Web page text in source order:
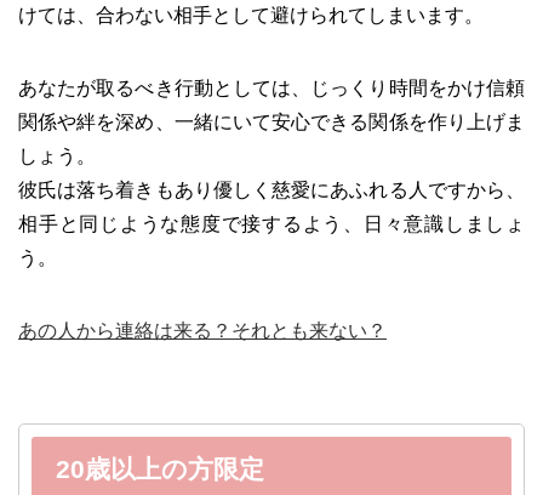
けては、合わない相手として避けられてしまいます。
あなたが取るべき行動としては、じっくり時間をかけ信頼
関係や絆を深め、一緒にいて安心できる関係を作り上げま
しょう。
彼氏は落ち着きもあり優しく慈愛にあふれる人ですから、
相手と同じような態度で接するよう、日々意識しましょ
う。
あの人から連絡は来る？それとも来ない？
20歳以上の方限定